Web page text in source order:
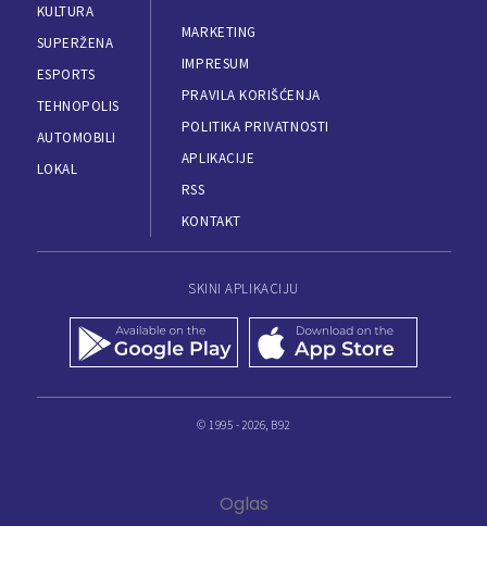
KULTURA
SUPERŽENA
ESPORTS
TEHNOPOLIS
AUTOMOBILI
LOKAL
MARKETING
IMPRESUM
PRAVILA KORIŠĆENJA
POLITIKA PRIVATNOSTI
APLIKACIJE
RSS
KONTAKT
SKINI APLIKACIJU
© 1995 - 2026, B92